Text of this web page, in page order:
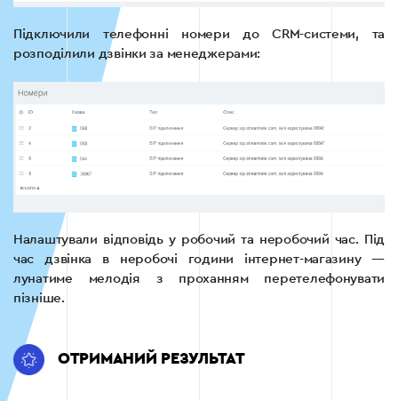
Підключили телефонні номери до CRM-системи, та
розподілили дзвінки за менеджерами:
Налаштували відповідь у робочий та неробочий час. Під
час дзвінка в неробочі години інтернет-магазину —
лунатиме мелодія з проханням перетелефонувати
пізніше.
ОТРИМАНИЙ РЕЗУЛЬТАТ